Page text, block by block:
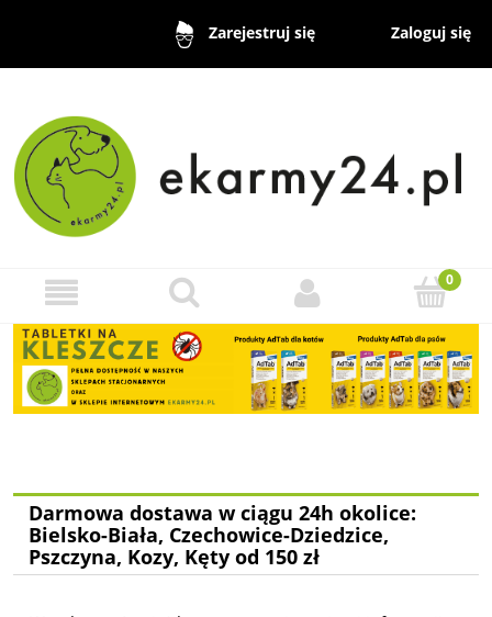
Zarejestruj się Zaloguj się
Darmowa dostawa w ciągu 24h okolice:
Bielsko-Biała, Czechowice-Dziedzice,
Pszczyna, Kozy, Kęty od 150 zł